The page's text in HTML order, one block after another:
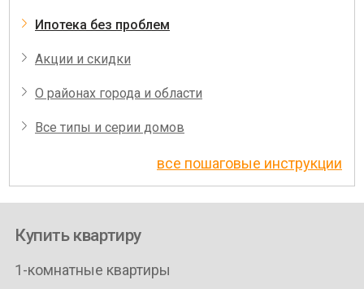
Ипотека без проблем
Акции и скидки
О районах города и области
Все типы и серии домов
все пошаговые инструкции
Купить квартиру
1-комнатные квартиры